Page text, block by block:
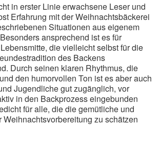
in erster Linie erwachsene Leser und
Erfahrung mit der Weihnachtsbäckerei
Situationen aus eigenem
ansprechend ist es für
die vielleicht selbst für die
des Backens
Durch seinen klaren Rhythmus, die
den humorvollen Ton ist es aber auch
Jugendliche gut zugänglich, vor
in den Backprozess eingebunden
für alle, die die gemütliche und
Weihnachtsvorbereitung zu schätzen